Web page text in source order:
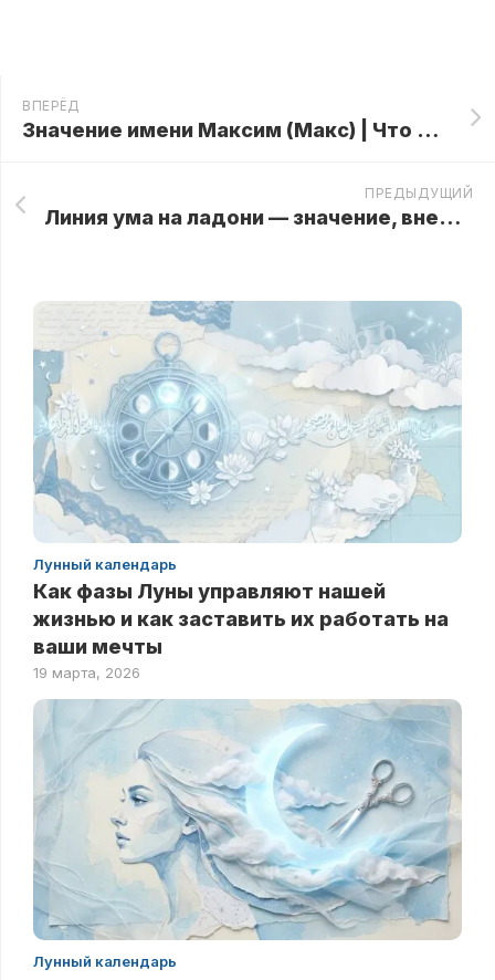
ВПЕРЁД
Значение имени Максим (Макс) | Что означает имя Максим, характер и судьба
ПРЕДЫДУЩИЙ
Линия ума на ладони — значение, внешний, хиромантия
Лунный календарь
Как фазы Луны управляют нашей
жизнью и как заставить их работать на
ваши мечты
19 марта, 2026
Лунный календарь